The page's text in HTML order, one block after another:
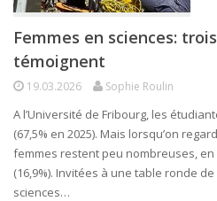
Femmes en sciences:
témoignent
19.03.2026 Sophie Roulin
A l’Université de Fribourg, les
(67,5% en 2025). Mais lorsqu’on
femmes restent peu nombreuses,
(16,9%). Invitées à une table ronde
sciences…